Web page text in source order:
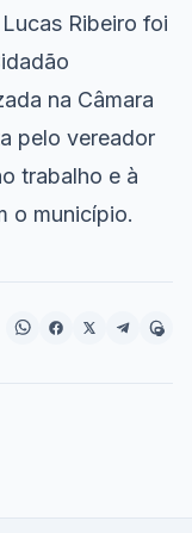
Ribeiro foi
na Câmara
pelo vereador
trabalho e à
o município.